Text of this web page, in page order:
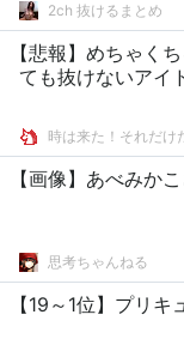
2ch 抜けるまとめ
【悲報】めちゃく
ても抜けないアイ
時は来た！それだけ
【画像】あべみか
思考ちゃんねる
【19～1位】プリ